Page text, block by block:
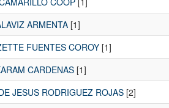
ARMENTA [1]
FUENTES COROY [1]
CARDENAS [1]
JESUS RODRIGUEZ ROJAS [2]